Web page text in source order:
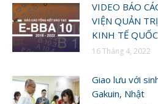
VIDEO BÁO
VIỆN QUẢN
KINH TẾ
16 Tháng 4, 2022
Giao lưu với
Gakuin, Nhật